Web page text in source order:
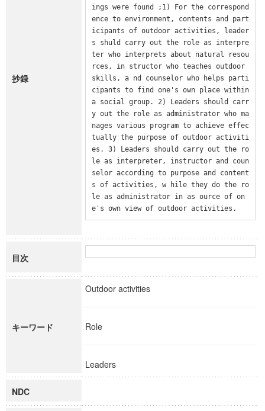
抄録
ings were found ;1) For the correspond
ence to environment, contents and part
icipants of outdoor activities, leader
s shuld carry out the role as interpre
ter who interprets about natural resou
rces, in structor who teaches outdoor
skills, a nd counselor who helps parti
cipants to find one's own place within
a social group. 2) Leaders should carr
y out the role as administrator who ma
nages various program to achieve effec
tually the purpose of outdoor activiti
es. 3) Leaders should carry out the ro
le as interpreter, instructor and coun
selor according to purpose and content
s of activities, w hile they do the ro
le as administrator in as ource of on
e's own view of outdoor activities.
目次
キーワード
Outdoor activities
Role
Leaders
NDC